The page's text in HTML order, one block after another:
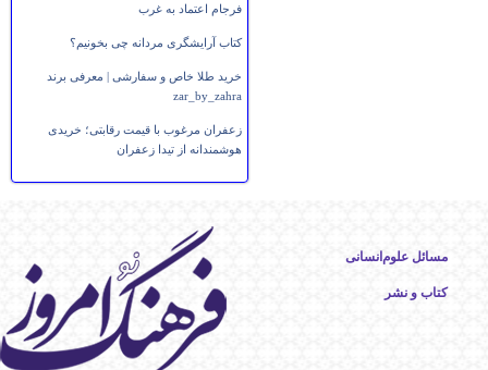
فرجام اعتماد به غرب
کتاب آرایشگری مردانه چی بخونیم؟
خرید طلا خاص و سفارشی | معرفی برند
zar_by_zahra
زعفران مرغوب با قیمت رقابتی؛ خریدی
هوشمندانه از تیدا زعفران
مسائل علوم‌انسانی
کتاب و نشر